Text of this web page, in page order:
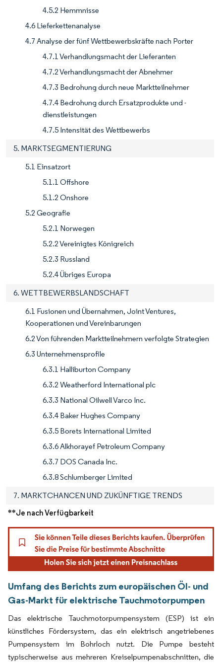
4.5.2 Hemmnisse
4.6 Lieferkettenanalyse
4.7 Analyse der fünf Wettbewerbskräfte nach Porter
4.7.1 Verhandlungsmacht der Lieferanten
4.7.2 Verhandlungsmacht der Abnehmer
4.7.3 Bedrohung durch neue Marktteilnehmer
4.7.4 Bedrohung durch Ersatzprodukte und -
dienstleistungen
4.7.5 Intensität des Wettbewerbs
5. MARKTSEGMENTIERUNG
5.1 Einsatzort
5.1.1 Offshore
5.1.2 Onshore
5.2 Geografie
5.2.1 Norwegen
5.2.2 Vereinigtes Königreich
5.2.3 Russland
5.2.4 Übriges Europa
6. WETTBEWERBSLANDSCHAFT
6.1 Fusionen und Übernahmen, Joint Ventures,
Kooperationen und Vereinbarungen
6.2 Von führenden Marktteilnehmern verfolgte Strategien
6.3 Unternehmensprofile
6.3.1 Halliburton Company
6.3.2 Weatherford International plc
6.3.3 National Oilwell Varco Inc.
6.3.4 Baker Hughes Company
6.3.5 Borets International Limited
6.3.6 Alkhorayef Petroleum Company
6.3.7 DOS Canada Inc.
6.3.8 Schlumberger Limited
7. MARKTCHANCEN UND ZUKÜNFTIGE TRENDS
**Je nach Verfügbarkeit
Umfang des Berichts zum europäischen Öl- und
Gas-Markt für elektrische Tauchmotorpumpen
Das elektrische Tauchmotorpumpensystem (ESP) ist ein
künstliches Fördersystem, das ein elektrisch angetriebenes
Pumpensystem im Bohrloch nutzt. Die Pumpe besteht
typischerweise aus mehreren Kreiselpumpenabschnitten, die